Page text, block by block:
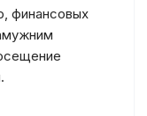
финансовых